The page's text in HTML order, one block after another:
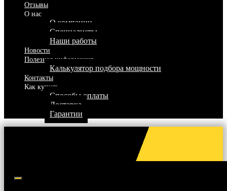
Отзывы
О нас
О компании
Специалисты
Наши работы
Новости
Полезная информация
Калькулятор подбора мощности
Контакты
Как купить
Способы оплаты
Доставка
Гарантии